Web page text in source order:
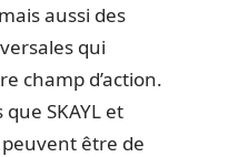
aussi des
qui
champ d’action.
SKAYL et
être de